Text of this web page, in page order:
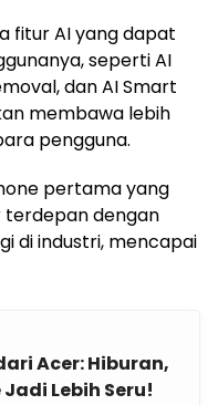
fitur AI yang dapat
seperti AI
dan AI Smart
membawa lebih
pengguna.
pertama yang
terdepan dengan
di industri, mencapai
Acer: Hiburan,
Lebih Seru!